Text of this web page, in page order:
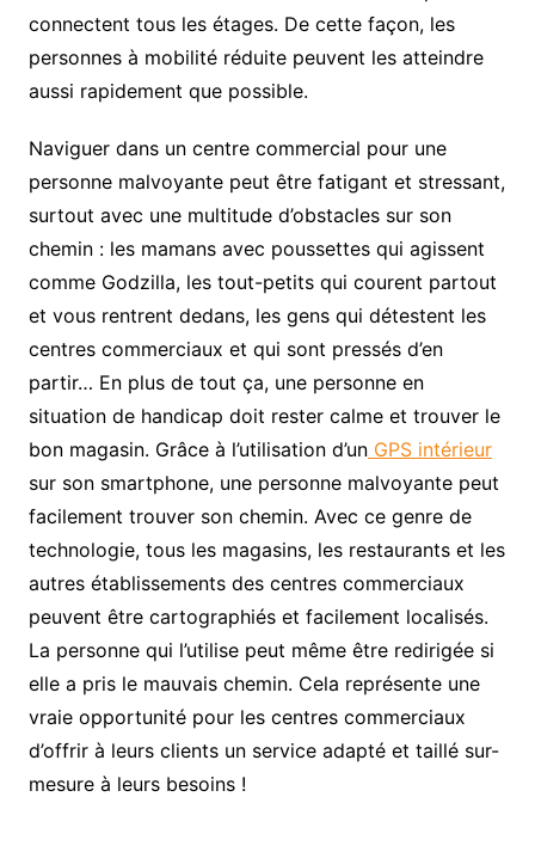
connectent tous les étages. De cette façon, les
personnes à mobilité réduite peuvent les atteindre
aussi rapidement que possible.
Naviguer dans un centre commercial pour une
personne malvoyante peut être fatigant et stressant,
surtout avec une multitude d’obstacles sur son
chemin : les mamans avec poussettes qui agissent
comme Godzilla, les tout-petits qui courent partout
et vous rentrent dedans, les gens qui détestent les
centres commerciaux et qui sont pressés d’en
partir… En plus de tout ça, une personne en
situation de handicap doit rester calme et trouver le
bon magasin. Grâce à l’utilisation d’unGPS intérieur
sur son smartphone, une personne malvoyante peut
facilement trouver son chemin. Avec ce genre de
technologie, tous les magasins, les restaurants et les
autres établissements des centres commerciaux
peuvent être cartographiés et facilement localisés.
La personne qui l’utilise peut même être redirigée si
elle a pris le mauvais chemin. Cela représente une
vraie opportunité pour les centres commerciaux
d’offrir à leurs clients un service adapté et taillé sur-
mesure à leurs besoins !